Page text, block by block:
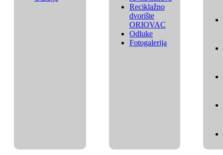
Reciklažno
dvorište
ORIOVAC
Odluke
Fotogalerija